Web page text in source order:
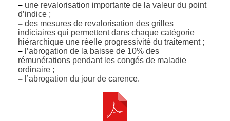
– une revalorisation importante de la valeur du point
d’indice ;
– des mesures de revalorisation des grilles
indiciaires qui permettent dans chaque catégorie
hiérarchique une réelle progressivité du traitement ;
– l’abrogation de la baisse de 10% des
rémunérations pendant les congés de maladie
ordinaire ;
– l’abrogation du jour de carence.